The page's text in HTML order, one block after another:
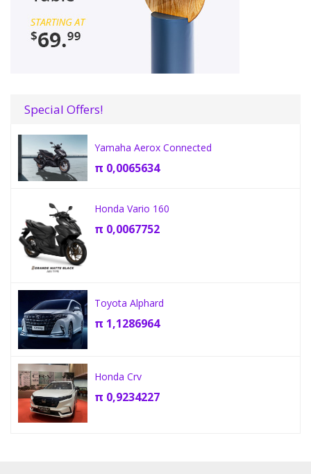
Special Offers!
Yamaha Aerox Connected
π 0,0065634
Honda Vario 160
π 0,0067752
Toyota Alphard
π 1,1286964
Honda Crv
π 0,9234227